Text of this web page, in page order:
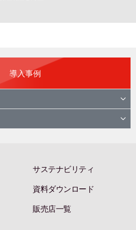
導入事例
サステナビリティ
資料ダウンロード
販売店一覧